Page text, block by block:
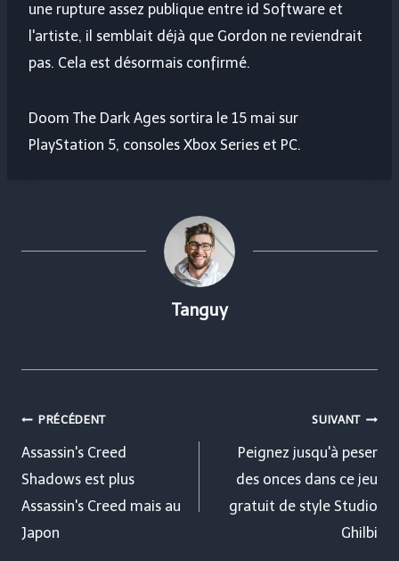
une rupture assez publique entre id Software et
l'artiste, il semblait déjà que Gordon ne reviendrait
pas. Cela est désormais confirmé.
Doom The Dark Ages sortira le 15 mai sur
PlayStation 5, consoles Xbox Series et PC.
Tanguy
Navigation
de
l’article
PRÉCÉDENT
Assassin's Creed
Shadows est plus
Assassin's Creed mais au
Japon
SUIVANT
Peignez jusqu'à peser
des onces dans ce jeu
gratuit de style Studio
Ghilbi